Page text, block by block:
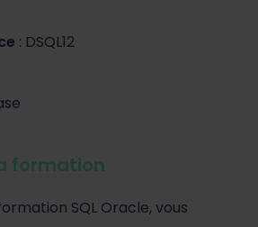
: DSQL12
formation
SQL Oracle, vous